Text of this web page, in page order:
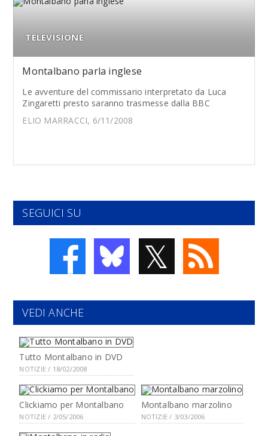
TELEVISIONE
Montalbano parla inglese
Le avventure del commissario interpretato da Luca
Zingaretti presto saranno trasmesse dalla BBC
ELIO MARRACCI, 6/11/2008
SEGUICI SU
𝕏
VEDI ANCHE
Tutto Montalbano in DVD
NOTIZIE / 18/02/2008
Clickiamo per Montalbano
NOTIZIE / 2/05/2006
Montalbano marzolino
NOTIZIE / 3/03/2006